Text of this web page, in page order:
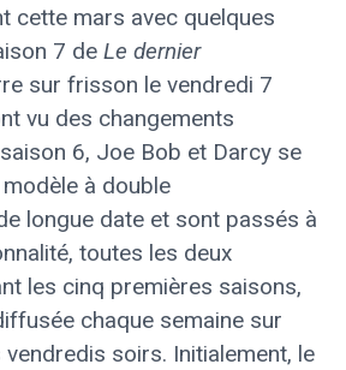
cette mars avec quelques
7 de Le dernier
sur frisson le vendredi 7
vu des changements
6, Joe Bob et Darcy se
à double
longue date et sont passés à
toutes les deux
les cinq premières saisons,
chaque semaine sur
soirs. Initialement, le